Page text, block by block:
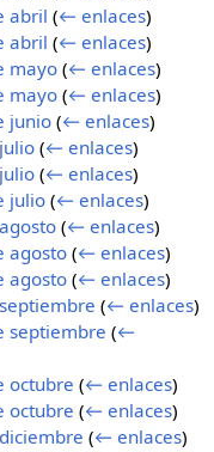
abril (← enlaces)
abril (← enlaces)
mayo (← enlaces)
mayo (← enlaces)
junio (← enlaces)
(← enlaces)
(← enlaces)
julio (← enlaces)
(← enlaces)
agosto (← enlaces)
agosto (← enlaces)
(← enlaces)
septiembre (←
octubre (← enlaces)
octubre (← enlaces)
(← enlaces)